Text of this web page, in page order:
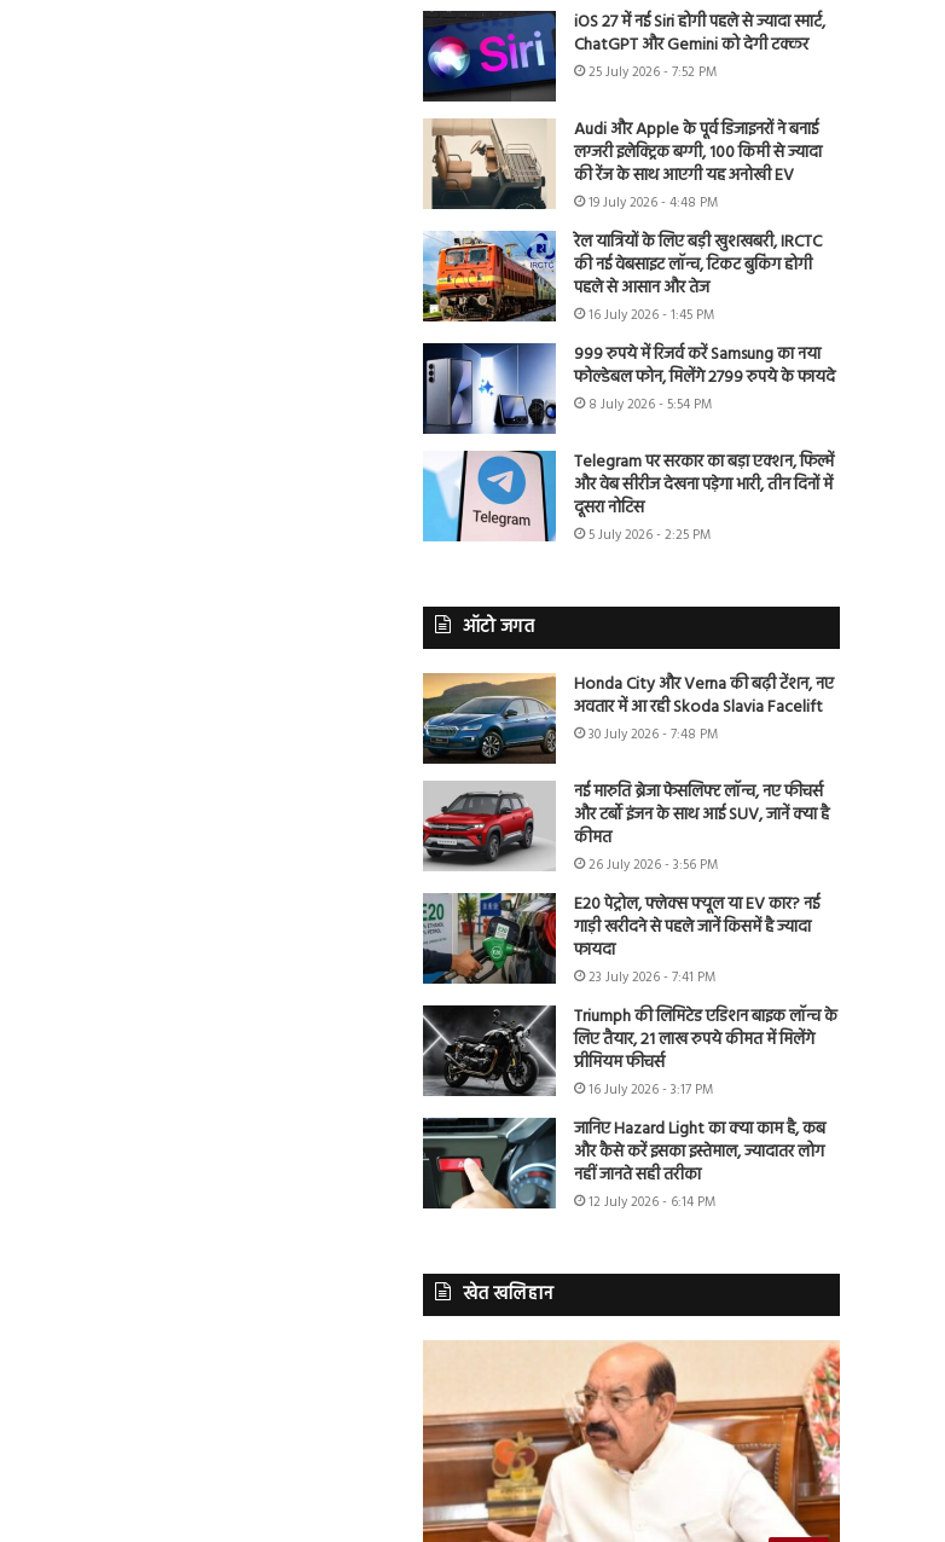
iOS 27 में नई Siri होगी पहले से ज्यादा स्मार्ट,
ChatGPT और Gemini को देगी टक्कर
25 July 2026 - 7:52 PM
Audi और Apple के पूर्व डिजाइनरों ने बनाई
लग्जरी इलेक्ट्रिक बग्गी, 100 किमी से ज्यादा
की रेंज के साथ आएगी यह अनोखी EV
19 July 2026 - 4:48 PM
रेल यात्रियों के लिए बड़ी खुशखबरी, IRCTC
की नई वेबसाइट लॉन्च, टिकट बुकिंग होगी
पहले से आसान और तेज
16 July 2026 - 1:45 PM
999 रुपये में रिजर्व करें Samsung का नया
फोल्डेबल फोन, मिलेंगे 2799 रुपये के फायदे
8 July 2026 - 5:54 PM
Telegram पर सरकार का बड़ा एक्शन, फिल्में
और वेब सीरीज देखना पड़ेगा भारी, तीन दिनों में
दूसरा नोटिस
5 July 2026 - 2:25 PM
ऑटो जगत
Honda City और Verna की बढ़ी टेंशन, नए
अवतार में आ रही Skoda Slavia Facelift
30 July 2026 - 7:48 PM
नई मारुति ब्रेजा फेसलिफ्ट लॉन्च, नए फीचर्स
और टर्बो इंजन के साथ आई SUV, जानें क्या है
कीमत
26 July 2026 - 3:56 PM
E20 पेट्रोल, फ्लेक्स फ्यूल या EV कार? नई
गाड़ी खरीदने से पहले जानें किसमें है ज्यादा
फायदा
23 July 2026 - 7:41 PM
Triumph की लिमिटेड एडिशन बाइक लॉन्च के
लिए तैयार, 21 लाख रुपये कीमत में मिलेंगे
प्रीमियम फीचर्स
16 July 2026 - 3:17 PM
जानिए Hazard Light का क्या काम है, कब
और कैसे करें इसका इस्तेमाल, ज्यादातर लोग
नहीं जानते सही तरीका
12 July 2026 - 6:14 PM
खेत खलिहान